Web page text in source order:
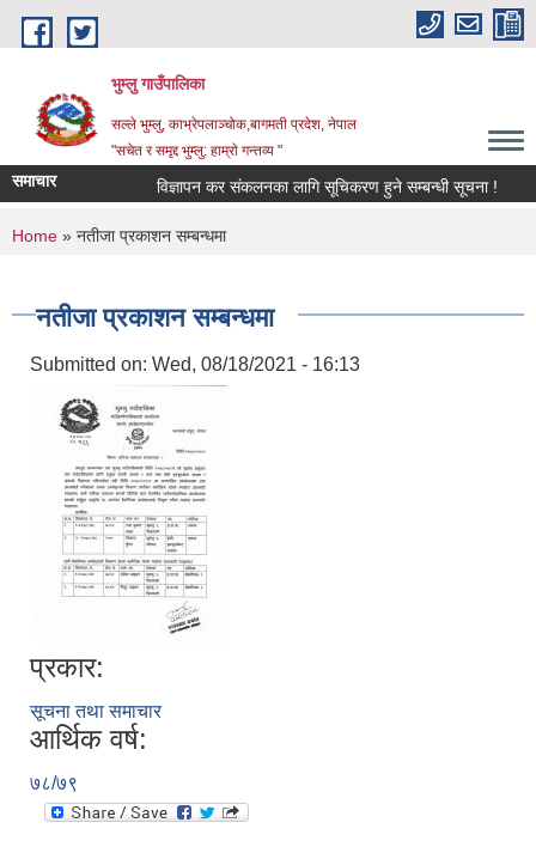
Skip to main content
भुम्लु गाउँपालिका
सल्ले भुम्लु, काभ्रेपलाञ्चोक,बागमती प्रदेश, नेपाल
"सचेत र समृद्द भुम्लु: हाम्राे गन्तव्य "
समाचार विज्ञापन कर संकलनका लागि सूचिकरण हुने सम्बन्धी सूचना !
You are here
Home » नतीजा प्रकाशन सम्बन्धमा
नतीजा प्रकाशन सम्बन्धमा
Submitted on: Wed, 08/18/2021 - 16:13
प्रकार:
सूचना तथा समाचार
आर्थिक वर्ष:
७८/७९